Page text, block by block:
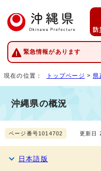
防
緊急情報があります
現在の位置： トップページ > 県
沖縄県の概況
ページ番号1014702 更新日
日本語版